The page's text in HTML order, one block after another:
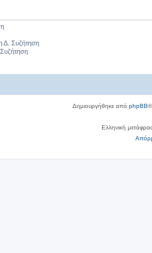
Δ. Συζήτηση
Συζήτηση
Δημιουργήθηκε από phpBB
Ελληνική